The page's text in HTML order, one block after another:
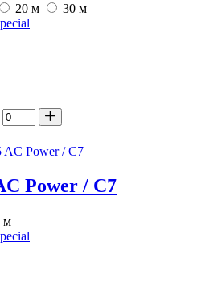
20 м
30 м
Power / C7
м